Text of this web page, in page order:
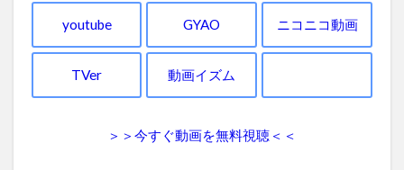
youtube GYAO ニコニコ動画
TVer 動画イズム
＞＞今すぐ動画を無料視聴＜＜